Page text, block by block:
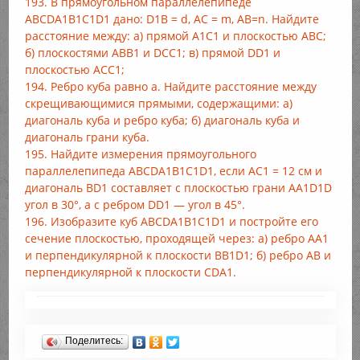
ABCDA1B1C1D1 дано: D1B = d, АС = m, АВ=n. Найдите
расстояние между: а) прямой A1C1 и плоскостью ABC;
б) плоскостями ABB1 и DCC1; в) прямой DD1 и
плоскостью АСС1;
194. Ребро куба равно а. Найдите расстояние между
скрещивающимися прямыми, содержащими: а)
диагональ куба и ребро куба; б) диагональ куба и
диагональ грани куба.
195. Найдите измерения прямоугольного
параллелепипеда ABCDA1B1C1D1, если АС1 = 12 см и
диагональ BD1 составляет с плоскостью грани AA1D1D
угол в 30°, а с ребром DD1 — угол в 45°.
196. Изобразите куб ABCDA1B1C1D1 и постройте его
сечение плоскостью, проходящей через: а) ребро АА1
и перпендикулярной к плоскости BB1D1; б) ребро АВ и
перпендикулярной к плоскости CDA1.
Поделитесь: